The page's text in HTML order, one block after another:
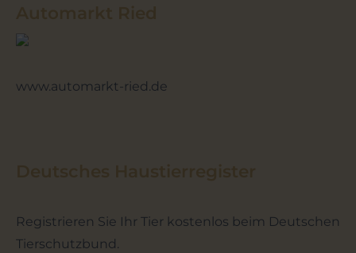
www.automarkt-ried.de
Registrieren Sie Ihr Tier kostenlos beim Deutschen
Tierschutzbund.